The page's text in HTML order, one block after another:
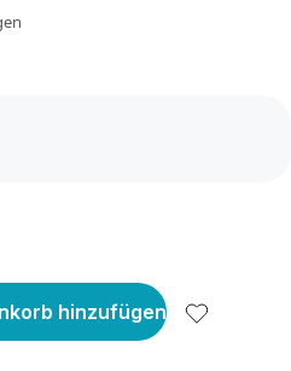
hinzufügen